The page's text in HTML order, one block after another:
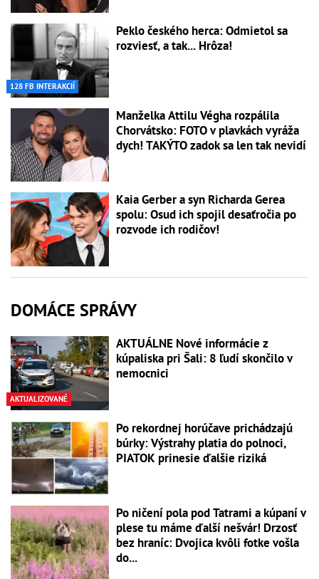
128 FB INTERAKCIÍ
Peklo českého herca: Odmietol sa
rozviesť, a tak... Hrôza!
Manželka Attilu Végha rozpálila
Chorvátsko: FOTO v plavkách vyráža
dych! TAKÝTO zadok sa len tak nevidí
Kaia Gerber a syn Richarda Gerea
spolu: Osud ich spojil desaťročia po
rozvode ich rodičov!
DOMÁCE SPRÁVY
AKTUALIZOVANÉ
AKTUÁLNE Nové informácie z
kúpaliska pri Šali: 8 ľudí skončilo v
nemocnici
Po rekordnej horúčave prichádzajú
búrky: Výstrahy platia do polnoci,
PIATOK prinesie ďalšie riziká
Po ničení pola pod Tatrami a kúpaní v
plese tu máme ďalší nešvár! Drzosť
bez hraníc: Dvojica kvôli fotke vošla
do...